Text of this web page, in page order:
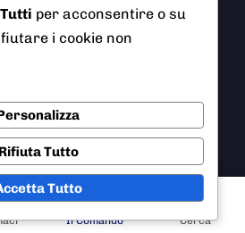
Policy Credits
Il Comando Cerca
per acconsentire o su
i cookie non
Rifiuta Tutto
Tutto